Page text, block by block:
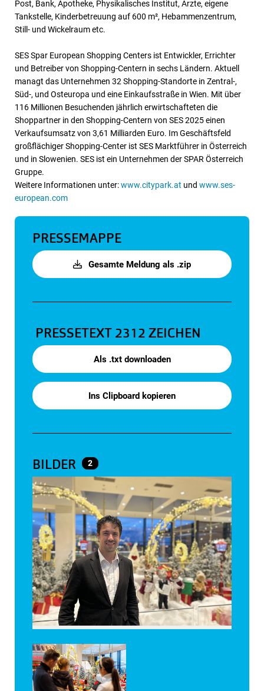
Post, Bank, Apotheke, Physikalisches Institut, Ärzte, eigene
Tankstelle, Kinderbetreuung auf 600 m², Hebammenzentrum,
Still- und Wickelraum etc.
SES Spar European Shopping Centers ist Entwickler, Errichter
und Betreiber von Shopping-Centern in sechs Ländern. Aktuell
managt das Unternehmen 32 Shopping-Standorte in Zentral-,
Süd-, und Osteuropa und eine Einkaufsstraße in Wien. Mit über
116 Millionen Besuchenden jährlich erwirtschafteten die
Shoppartner in den Shopping-Centern von SES 2025 einen
Verkaufsumsatz von 3,61 Milliarden Euro. Im Geschäftsfeld
großflächiger Shopping-Center ist SES Marktführer in Österreich
und in Slowenien. SES ist ein Unternehmen der SPAR Österreich
Gruppe.
Weitere Informationen unter:www.citypark.at und www.ses-
european.com
PRESSEMAPPE
Gesamte Meldung als .zip
PRESSETEXT 2312 ZEICHEN
Als .txt downloaden
Ins Clipboard kopieren
BILDER 2